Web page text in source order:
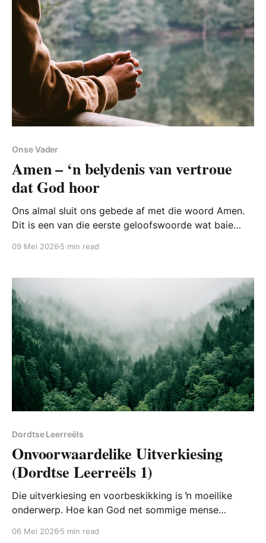
Onse Vader
Amen – ‘n belydenis van vertroue
dat God hoor
Ons almal sluit ons gebede af met die woord Amen.
Dit is een van die eerste geloofswoorde wat baie
09 Mei 2026 5 min read
Dordtse Leerreëls
Onvoorwaardelike Uitverkiesing
(Dordtse Leerreëls 1)
Die uitverkiesing en voorbeskikking is ŉ moeilike
onderwerp. Hoe kan God net sommige mense
die wat nie uitverkies is nie?
06 Mei 2026 5 min read